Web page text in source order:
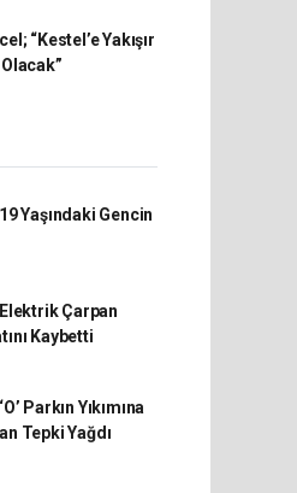
“Kestel’e Yakışır
Yaşındaki Gencin
Çarpan
Kaybetti
Parkın Yıkımına
Tepki Yağdı